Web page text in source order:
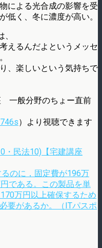
による光合成の影響を受
低く、冬に濃度が高い。
えるんだよというメッセ
、楽しいという気持ちで
一般分野のちょー直前
）より視聴できます
・民法10)【宅建講座
のに，固定費が196万
である。この製品を単
万円以上確保するため
要があるか。（ITパスポ